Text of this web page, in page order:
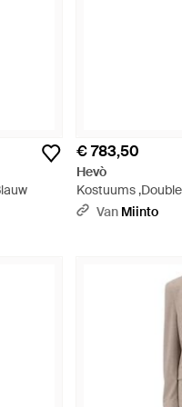
€ 783,50
Hevò
Kostuums
Van Miinto